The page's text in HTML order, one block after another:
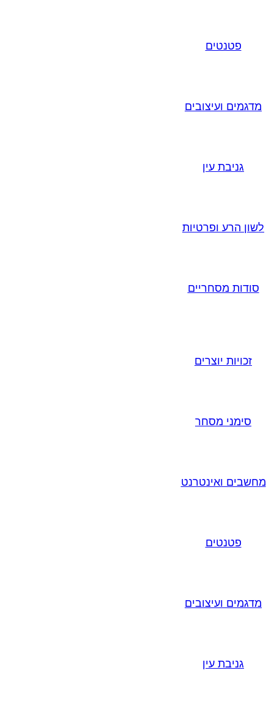
פטנטים
מדגמים ועיצובים
גניבת עין
לשון הרע ופרטיות
סודות מסחריים
זכויות יוצרים
סימני מסחר
מחשבים ואינטרנט
פטנטים
מדגמים ועיצובים
גניבת עין